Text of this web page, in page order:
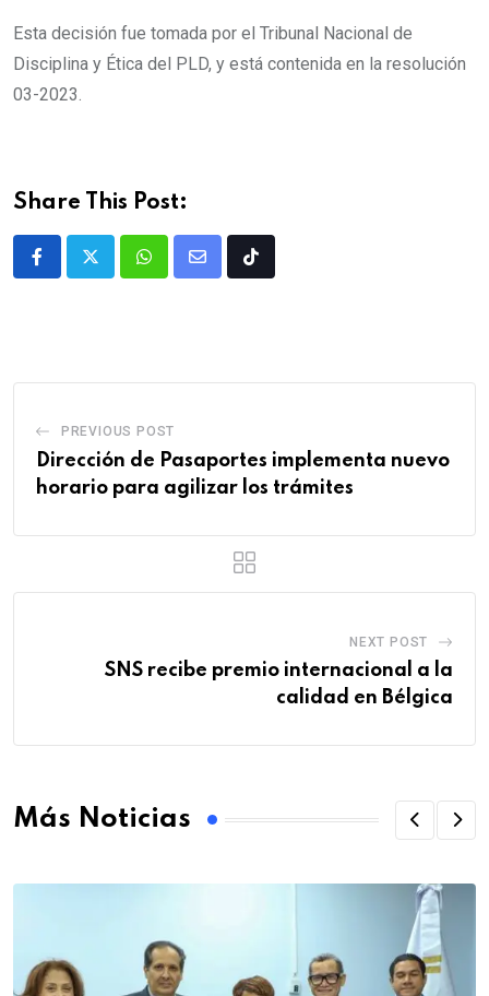
Esta decisión fue tomada por el Tribunal Nacional de
Disciplina y Ética del PLD, y está contenida en la resolución
03-2023.
Share This Post:
PREVIOUS POST
Dirección de Pasaportes implementa nuevo
horario para agilizar los trámites
NEXT POST
SNS recibe premio internacional a la
calidad en Bélgica
Más Noticias